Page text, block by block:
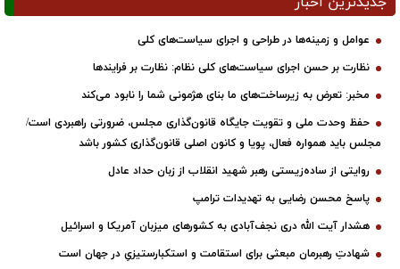
عوامل و زمینه‌ها در طراحی و اجرای سیاست‌های کلی
نظارت بر حسن اجرای سیاست‌های کلی نظام: نظارت بر فرایندها
مخبر: تعرض به زیرساخت‌های ما بنای هژمونی شما را نابود می‌کند
حفظ وحدت ملی و تقویت جایگاه قانون‌گذاری مجلس، ضرورتی راهبردی است/
مجلس باید همواره فعال، پویا و کانون اصلی قانون‌گذاری کشور باشد
روایتی از ساده‌زیستی رهبر شهید انقلاب از زبان حداد عادل
پاسخ محسن رضایی به تهدیدات ترامپ
هشدار آیت الله دری نجف‌آبادی به کشورهای میزبان آمریکا و اسرائیل
شهادتِ رهبرمان مبعثی برای استقامت و استکبارستیزیِ در جهان است